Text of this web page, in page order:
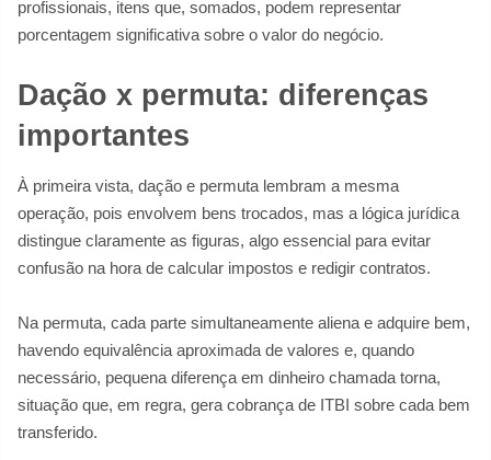
profissionais, itens que, somados, podem representar
porcentagem significativa sobre o valor do negócio.
Dação x permuta: diferenças
importantes
À primeira vista, dação e permuta lembram a mesma
operação, pois envolvem bens trocados, mas a lógica jurídica
distingue claramente as figuras, algo essencial para evitar
confusão na hora de calcular impostos e redigir contratos.
Na permuta, cada parte simultaneamente aliena e adquire bem,
havendo equivalência aproximada de valores e, quando
necessário, pequena diferença em dinheiro chamada torna,
situação que, em regra, gera cobrança de ITBI sobre cada bem
transferido.